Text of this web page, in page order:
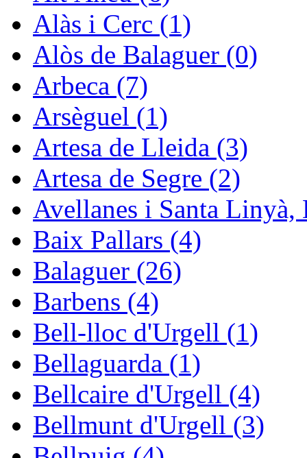
Alàs i Cerc (1)
Alòs de Balaguer (0)
Arbeca (7)
Arsèguel (1)
Artesa de Lleida (3)
Artesa de Segre (2)
Avellanes i Santa Linyà,
Baix Pallars (4)
Balaguer (26)
Barbens (4)
Bell-lloc d'Urgell (1)
Bellaguarda (1)
Bellcaire d'Urgell (4)
Bellmunt d'Urgell (3)